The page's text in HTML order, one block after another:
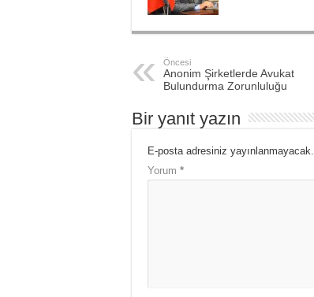
Öncesi
Anonim Şirketlerde Avukat
Bulundurma Zorunluluğu
Bir yanıt yazın
E-posta adresiniz yayınlanmayacak.
Yorum *